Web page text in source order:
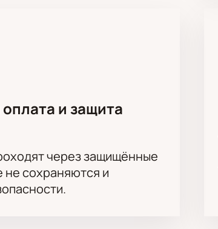
мест для корпоративных мероприятий.
смена актёрского состава.
и защита
через защищённые
сохраняются и